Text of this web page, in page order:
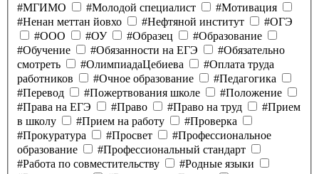
#МГИМО
#Молодой специалист
#Мотивация
#Ненан меттан йовхо
#Нефтяной институт
#ОГЭ
#ООО
#ОУ #Образец
#Образование
#Обучение
#Обязанности на ЕГЭ
#Обязательно
смотреть
#ОлимпиадаЦебиева
#Оплата труда
работников
#Очное образование
#Педагогика
#Перевод
#Пожертвования школе
#Положение
#Права на ЕГЭ
#Право #Право на труд
#Прием
в школу
#Прием на работу
#Проверка
#Прокуратура
#Просвет
#Профессиональное
образование
#Профессиональный стандарт
#Работа по совместительству
#Родные языки